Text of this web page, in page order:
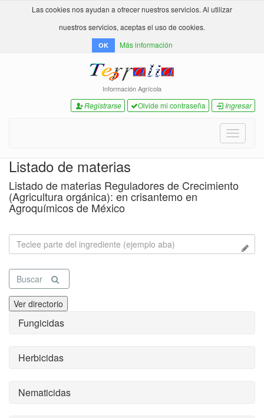
Las cookies nos ayudan a ofrecer nuestros servicios. Al utilizar
nuestros servicios, aceptas el uso de cookies.
OK Más información
Información Agrícola
Registrarse Olvide mi contraseña Ingresar
Toggle
Listado de materias
Listado de materias Reguladores de Crecimiento
(Agricultura orgánica): en crisantemo en
Agroquímicos de México
Buscar
Ver directorio
Fungicidas
Herbicidas
Nematicidas